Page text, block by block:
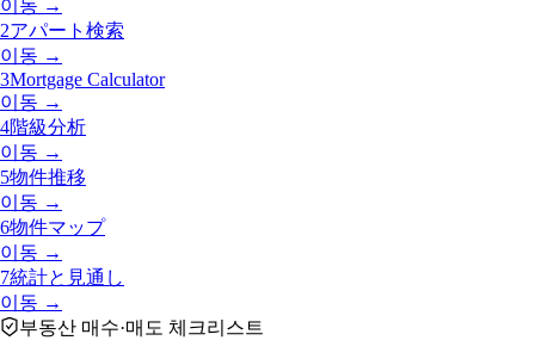
이동 →
2アパート検索
이동 →
3Mortgage Calculator
이동 →
4階級分析
이동 →
5物件推移
이동 →
6物件マップ
이동 →
7統計と見通し
이동 →
부동산 매수·매도 체크리스트